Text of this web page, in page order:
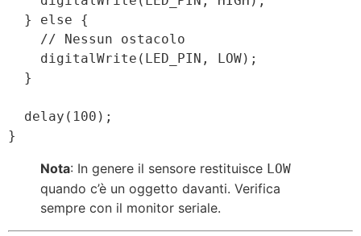
Nota: In genere il sensore restituisce LOW
quando c’è un oggetto davanti. Verifica
sempre con il monitor seriale.